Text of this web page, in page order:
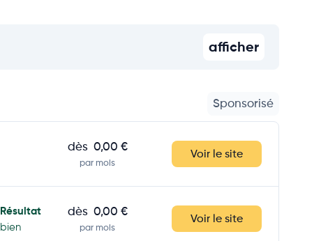
afficher
Sponsorisé
dès 0,00 €
par mois
Voir le site
dès 0,00 €
par mois
Voir le site
Résultat
bien